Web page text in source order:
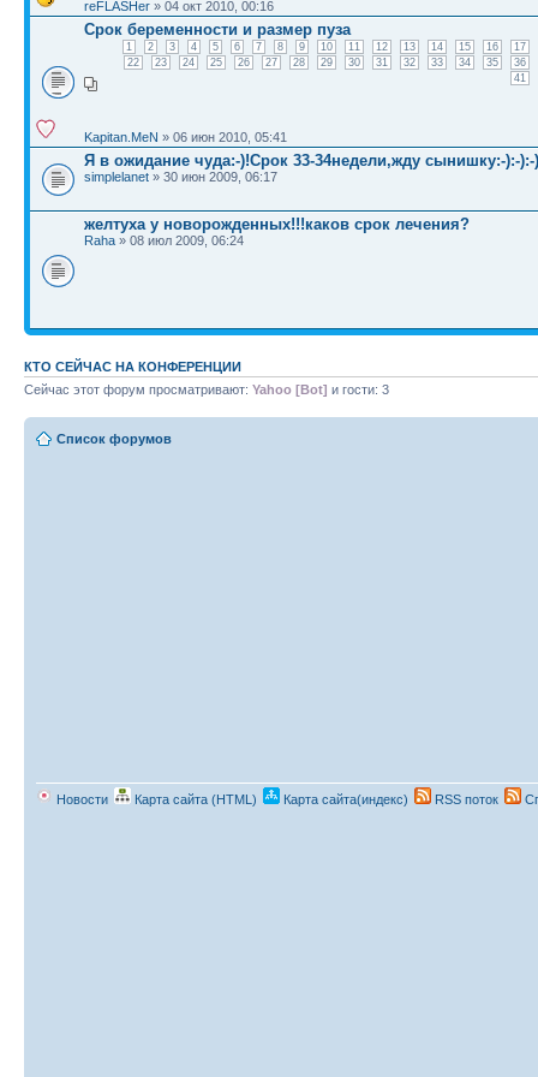
reFLASHer » 04 окт 2010, 00:16
Срок беременности и размер пуза
1 2 3 4 5 6 7 8 9 10 11 12 13 14 15 16
17
22
23 24 25 26 27 28 29 30 31 32 33 34 35
36
41
Kapitan.MeN » 06 июн 2010, 05:41
Я в ожидание чуда:-)!Срок 33-34недели,жду сынишку:-):-):-
simplelanet » 30 июн 2009, 06:17
желтуха у новорожденных!!!каков срок лечения?
Raha » 08 июл 2009, 06:24
КТО СЕЙЧАС НА КОНФЕРЕНЦИИ
Сейчас этот форум просматривают: Yahoo [Bot] и гости: 3
Список форумов
Новости Карта сайта (HTML) Карта сайта(индекс) RSS поток